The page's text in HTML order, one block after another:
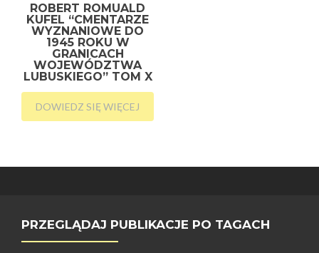
ROBERT ROMUALD
KUFEL “CMENTARZE
WYZNANIOWE DO
1945 ROKU W
GRANICACH
WOJEWÓDZTWA
LUBUSKIEGO” TOM X
DOWIEDZ SIĘ WIĘCEJ
PRZEGLĄDAJ PUBLIKACJE PO TAGACH